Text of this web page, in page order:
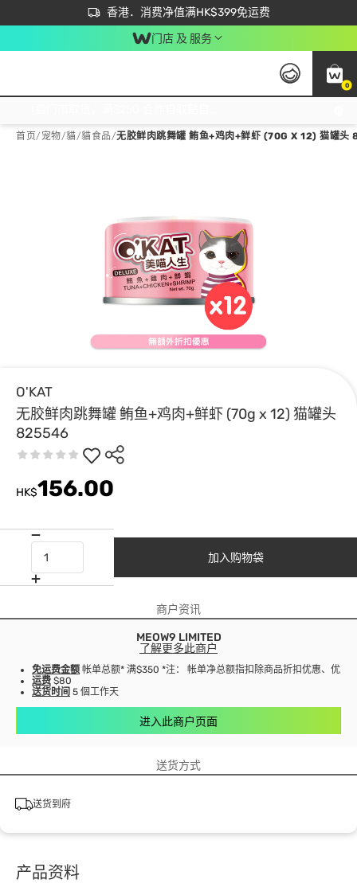
香港．消费净值满HK$399免运费
立即成为易赏钱会员尽享独家优惠
首次APP下单买满$450 输入 NEWAPP 即减$50
门店 及 服务
0
首页/ 宠物/貓/貓食品/无胶鲜肉跳舞罐 鲔鱼+鸡肉+鲜虾 (70G X 12) 猫罐
O'KAT
无胶鲜肉跳舞罐 鲔鱼+鸡肉+鲜虾 (70g x 12) 猫罐头
825546
HK$156.00
加入购物袋
商户资讯
MEOW9 LIMITED
了解更多此商户
免运费金额 帐单总额* 满$350 *注： 帐单净总额指扣除商品折扣优惠、优惠
运费 $80
送货时间 5 個工作天
进入此商户页面
送货方式
送货到府
产品资料